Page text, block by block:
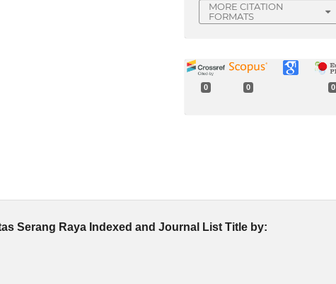
MORE CITATION
FORMATS
0 0 0
Serang Raya Indexed and Journal List Title by: